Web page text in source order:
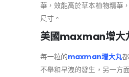
華，效能高於草本植物精華，
尺寸。
美國maxman增大
每一粒的maxman增大丸
不舉和早洩的發生，另一方